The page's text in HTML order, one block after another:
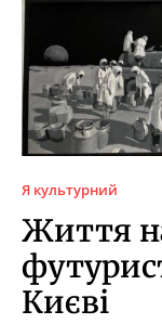
Я культурний
Життя
Києві